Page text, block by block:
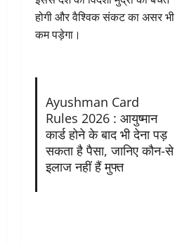
होगी और वैश्विक संकट का असर भी
कम पड़ेगा।
Ayushman Card
Rules 2026 : आयुष्मान
कार्ड होने के बाद भी देना पड़
सकता है पैसा, जानिए कौन-से
इलाज नहीं हैं मुफ्त